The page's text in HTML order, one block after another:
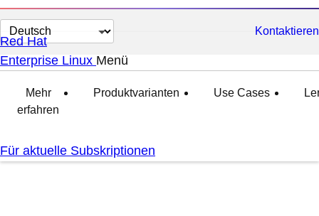
Sprache
auswählen
Kontaktieren
Red Hat
Enterprise Linux Menü
Mehr
erfahren
Produktvarianten Use Cases
Für aktuelle Subskriptionen